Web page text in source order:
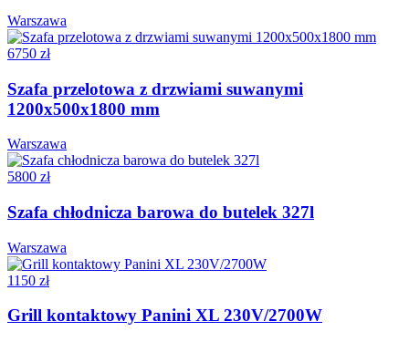
Warszawa
6750 zł
Szafa przelotowa z drzwiami suwanymi
1200x500x1800 mm
Warszawa
5800 zł
Szafa chłodnicza barowa do butelek 327l
Warszawa
1150 zł
Grill kontaktowy Panini XL 230V/2700W